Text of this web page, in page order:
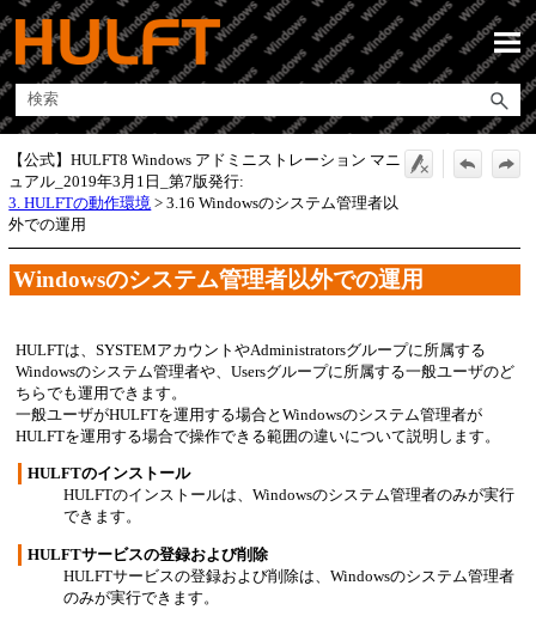
メイン コンテンツにスキップ
【公式】HULFT8 Windows アドミニストレーション マニ
ュアル_2019年3月1日_第7版発行:
3. HULFTの動作環境 >3.16 Windowsのシステム管理者以
外での運用
Windowsのシステム管理者以外での運用
HULFTは、SYSTEMアカウントやAdministratorsグループに所属する
Windowsのシステム管理者や、Usersグループに所属する一般ユーザのど
ちらでも運用できます。
一般ユーザがHULFTを運用する場合とWindowsのシステム管理者が
HULFTを運用する場合で操作できる範囲の違いについて説明します。
HULFTのインストール
HULFTのインストールは、Windowsのシステム管理者のみが実行
できます。
HULFTサービスの登録および削除
HULFTサービスの登録および削除は、Windowsのシステム管理者
のみが実行できます。